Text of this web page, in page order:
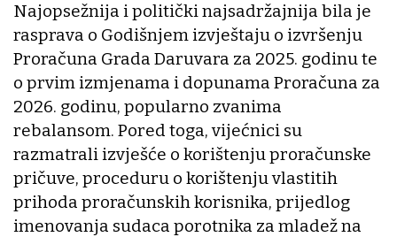
Najopsežnija i politički najsadržajnija bila je
rasprava o Godišnjem izvještaju o izvršenju
Proračuna Grada Daruvara za 2025. godinu te
o prvim izmjenama i dopunama Proračuna za
2026. godinu, popularno zvanima
rebalansom. Pored toga, vijećnici su
razmatrali izvješće o korištenju proračunske
pričuve, proceduru o korištenju vlastitih
prihoda proračunskih korisnika, prijedlog
imenovanja sudaca porotnika za mladež na